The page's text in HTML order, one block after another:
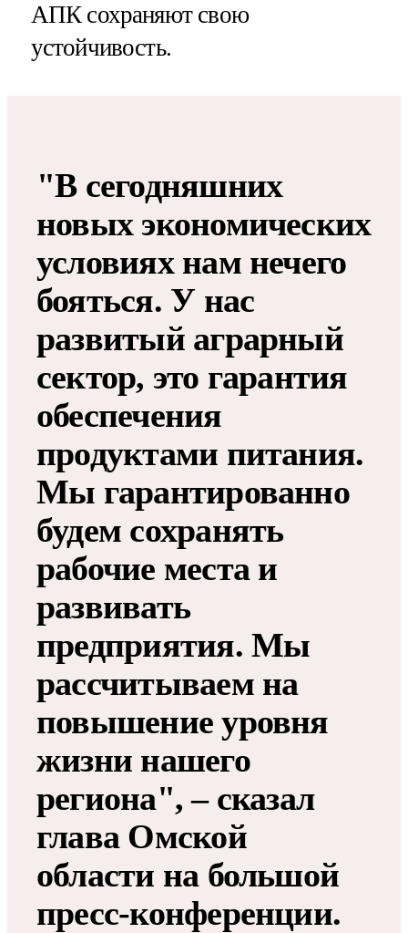
АПК сохраняют свою
устойчивость.
"В сегодняшних
новых экономических
условиях нам нечего
бояться. У нас
развитый аграрный
сектор, это гарантия
обеспечения
продуктами питания.
Мы гарантированно
будем сохранять
рабочие места и
развивать
предприятия. Мы
рассчитываем на
повышение уровня
жизни нашего
региона", – сказал
глава Омской
области на большой
пресс-конференции.